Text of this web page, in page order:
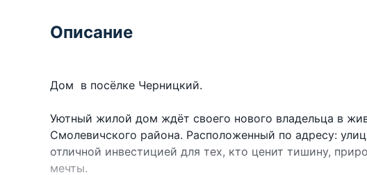
Описание
Дом в посёлке Черницкий.
Уютный жилой дом ждёт своего нового владельца в
Смолевичского района. Расположенный по адресу:
отличной инвестицией для тех, кто ценит тишину,
мечты.